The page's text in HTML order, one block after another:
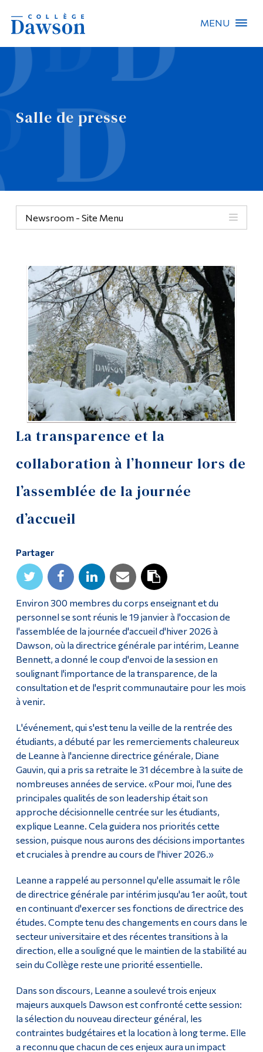
MENU
Salle de presse
Newsroom - Site Menu
La transparence et la
collaboration à l’honneur lors de
l’assemblée de la journée
d’accueil
Partager
Environ 300 membres du corps enseignant et du
personnel se sont réunis le 19 janvier à l'occasion de
l'assemblée de la journée d'accueil d'hiver 2026 à
Dawson, où la directrice générale par intérim, Leanne
Bennett, a donné le coup d'envoi de la session en
soulignant l'importance de la transparence, de la
consultation et de l'esprit communautaire pour les mois
à venir.
L'événement, qui s'est tenu la veille de la rentrée des
étudiants, a débuté par les remerciements chaleureux
de Leanne à l'ancienne directrice générale, Diane
Gauvin, qui a pris sa retraite le 31 décembre à la suite de
nombreuses années de service. «Pour moi, l'une des
principales qualités de son leadership était son
approche décisionnelle centrée sur les étudiants,
explique Leanne. Cela guidera nos priorités cette
session, puisque nous aurons des décisions importantes
et cruciales à prendre au cours de l'hiver 2026.»
Leanne a rappelé au personnel qu'elle assumait le rôle
de directrice générale par intérim jusqu'au 1er août, tout
en continuant d'exercer ses fonctions de directrice des
études. Compte tenu des changements en cours dans le
secteur universitaire et des récentes transitions à la
direction, elle a souligné que le maintien de la stabilité au
sein du Collège reste une priorité essentielle.
Dans son discours, Leanne a soulevé trois enjeux
majeurs auxquels Dawson est confronté cette session:
la sélection du nouveau directeur général, les
contraintes budgétaires et la location à long terme. Elle
a reconnu que chacun de ces enjeux aura un impact
Recherche sur le site
Recherche de personnes
EN
Omnivox
Liens rapides
Outils
Liens
Menu principal
Programmes
Formation continue
Admissions
La vie à Dawson
Futurs étudiants
Étudiants actuels